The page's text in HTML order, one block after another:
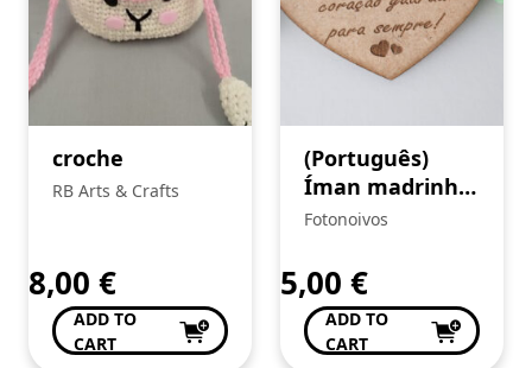
croche
RB Arts & Crafts
8,00 €
ADD TO
CART
(Português)
Íman madrinha
Coração
Fotonoivos
5,00 €
ADD TO
CART